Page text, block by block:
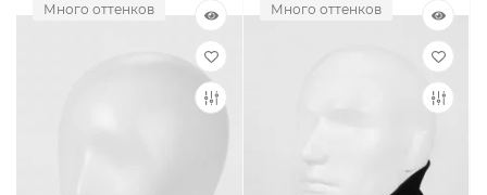
Много оттенков Много оттенков